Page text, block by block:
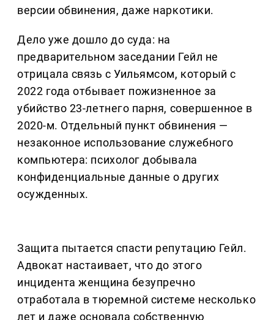
версии обвинения, даже наркотики.
Дело уже дошло до суда: на
предварительном заседании Гейл не
отрицала связь с Уильямсом, который с
2022 года отбывает пожизненное за
убийство 23-летнего парня, совершенное в
2020-м. Отдельный пункт обвинения —
незаконное использование служебного
компьютера: психолог добывала
конфиденциальные данные о других
осужденных.
Защита пытается спасти репутацию Гейл.
Адвокат настаивает, что до этого
инцидента женщина безупречно
отработала в тюремной системе несколько
лет и даже основала собственную